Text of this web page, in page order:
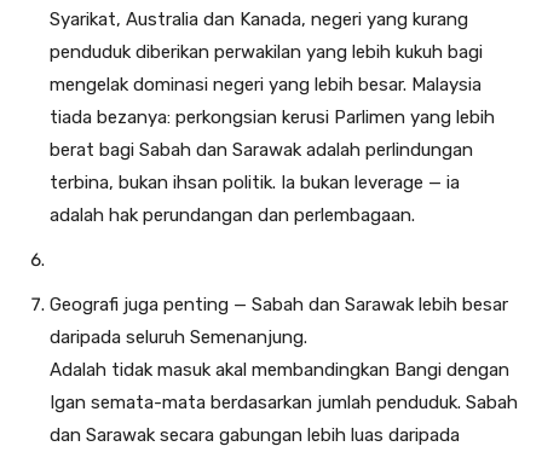
Syarikat, Australia dan Kanada, negeri yang kurang
penduduk diberikan perwakilan yang lebih kukuh bagi
mengelak dominasi negeri yang lebih besar. Malaysia
tiada bezanya: perkongsian kerusi Parlimen yang lebih
berat bagi Sabah dan Sarawak adalah perlindungan
terbina, bukan ihsan politik. Ia bukan leverage — ia
adalah hak perundangan dan perlembagaan.
Geografi juga penting — Sabah dan Sarawak lebih besar
daripada seluruh Semenanjung.
Adalah tidak masuk akal membandingkan Bangi dengan
Igan semata-mata berdasarkan jumlah penduduk. Sabah
dan Sarawak secara gabungan lebih luas daripada